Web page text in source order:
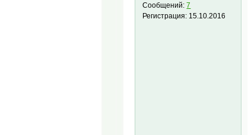
Сообщений:7
Регистрация: 15.10.2016